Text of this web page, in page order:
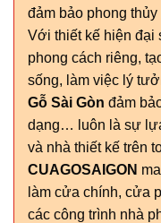
đảm bảo phong
Với thiết kế hiện đại
phong cách riêng,
sống, làm việc lý
Gỗ Sài Gòn đảm
dạng… luôn là sự
và nhà thiết kế trên
CUAGOSAIGON
làm cửa chính, cửa
các công trình nhà